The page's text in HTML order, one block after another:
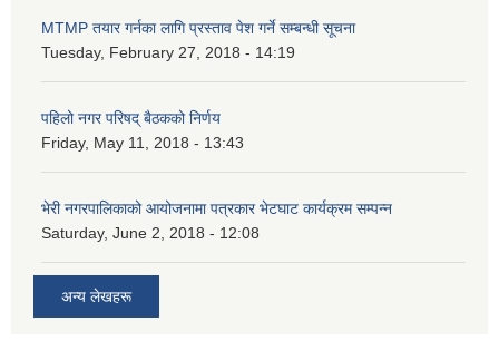
MTMP तयार गर्नका लागि प्रस्ताव पेश गर्ने सम्बन्धी सूचना
Tuesday, February 27, 2018 - 14:19
पहिलो नगर परिषद् बैठकको निर्णय
Friday, May 11, 2018 - 13:43
भेरी नगरपालिकाको आयोजनामा पत्रकार भेटघाट कार्यक्रम सम्पन्न
Saturday, June 2, 2018 - 12:08
अन्य लेखहरू